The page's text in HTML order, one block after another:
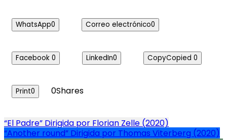
WhatsApp0 Correo electrónico0
Facebook 0 LinkedIn0 CopyCopied 0
Print0 0Shares
Navegación
“El Padre” Dirigida por Florian Zelle (2020)
“Another round” Dirigida por Thomas Viterberg (2020)